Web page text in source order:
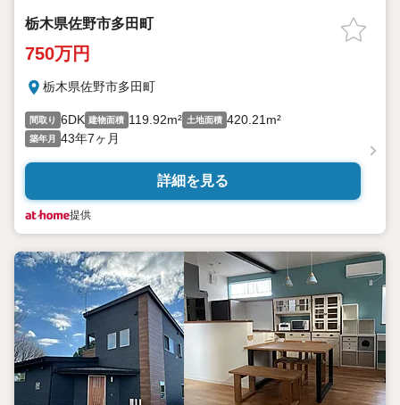
栃木県佐野市多田町
750万円
栃木県佐野市多田町
間取り 6DK 建物面積 119.92m² 土地面積 420.21m²
築年月 43年7ヶ月
詳細を見る
提供